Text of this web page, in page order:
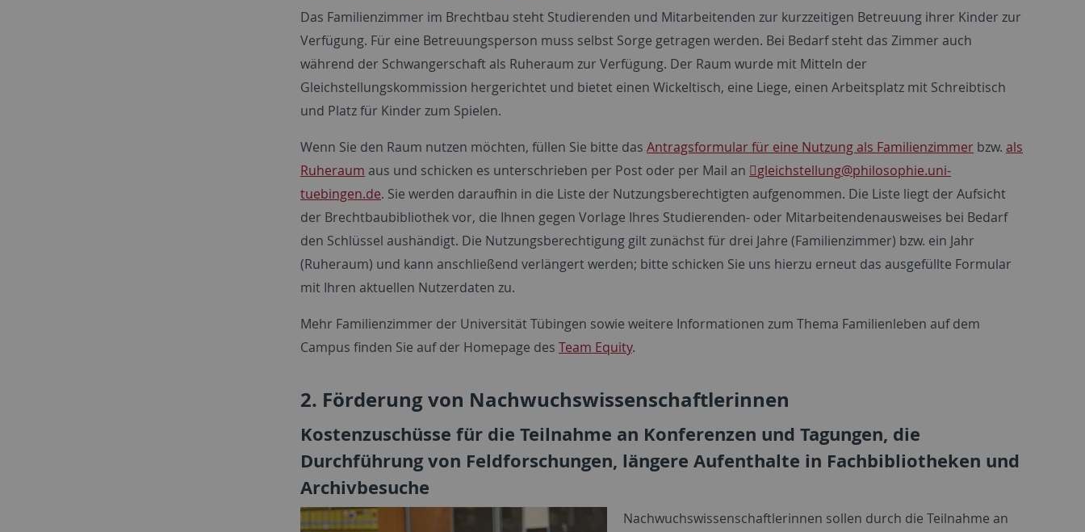
Das Familienzimmer im Brechtbau steht Studierenden und Mitarbeitenden zur kurzzeitigen Betreuung ihrer Kinder zur
Verfügung. Für eine Betreuungsperson muss selbst Sorge getragen werden. Bei Bedarf steht das Zimmer auch
während der Schwangerschaft als Ruheraum zur Verfügung. Der Raum wurde mit Mitteln der
Gleichstellungskommission hergerichtet und bietet einen Wickeltisch, eine Liege, einen Arbeitsplatz mit Schreibtisch
und Platz für Kinder zum Spielen.
Wenn Sie den Raum nutzen möchten, füllen Sie bitte das Antragsformular für eine Nutzung als Familienzimmer bzw. als
Ruheraum aus und schicken es unterschrieben per Post oder per Mail an gleichstellung@philosophie.uni-
tuebingen.de. Sie werden daraufhin in die Liste der Nutzungsberechtigten aufgenommen. Die Liste liegt der Aufsicht
der Brechtbaubibliothek vor, die Ihnen gegen Vorlage Ihres Studierenden- oder Mitarbeitendenausweises bei Bedarf
den Schlüssel aushändigt. Die Nutzungsberechtigung gilt zunächst für drei Jahre (Familienzimmer) bzw. ein Jahr
(Ruheraum) und kann anschließend verlängert werden; bitte schicken Sie uns hierzu erneut das ausgefüllte Formular
mit Ihren aktuellen Nutzerdaten zu.
Mehr Familienzimmer der Universität Tübingen sowie weitere Informationen zum Thema Familienleben auf dem
Campus finden Sie auf der Homepage des Team Equity.
2. Förderung von Nachwuchswissenschaftlerinnen
Kostenzuschüsse für die Teilnahme an Konferenzen und Tagungen, die
Durchführung von Feldforschungen, längere Aufenthalte in Fachbibliotheken und
Archivbesuche
Nachwuchswissenschaftlerinnen sollen durch die Teilnahme an